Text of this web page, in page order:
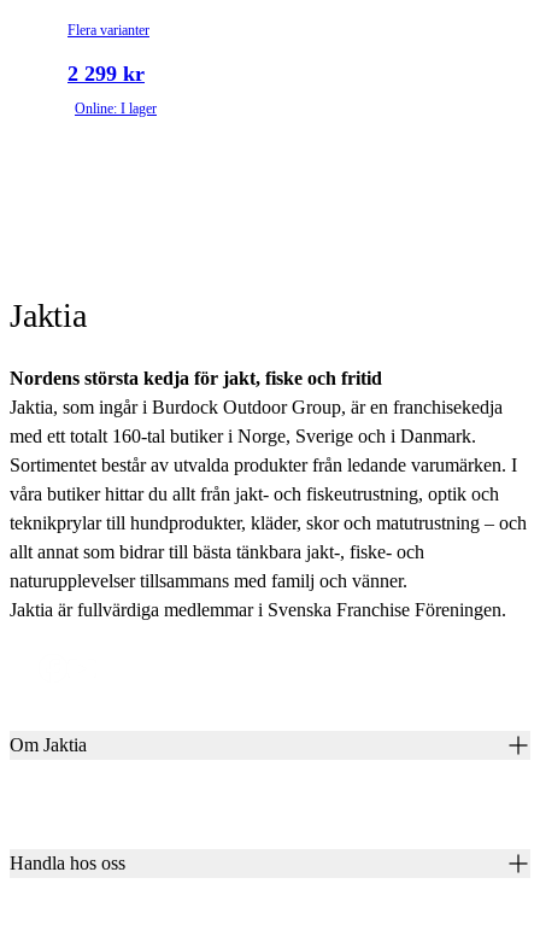
Flera varianter
2 299 kr
Online: I lager
Jaktia
Nordens största kedja för jakt, fiske och fritid
Jaktia, som ingår i Burdock Outdoor Group, är en franchisekedja
med ett totalt 160-tal butiker i Norge, Sverige och i Danmark.
Sortimentet består av utvalda produkter från ledande varumärken. I
våra butiker hittar du allt från jakt- och fiskeutrustning, optik och
teknikprylar till hundprodukter, kläder, skor och matutrustning – och
allt annat som bidrar till bästa tänkbara jakt-, fiske- och
naturupplevelser tillsammans med familj och vänner.
Jaktia är fullvärdiga medlemmar i Svenska Franchise Föreningen.
Om Jaktia
Karriär
Handla hos oss